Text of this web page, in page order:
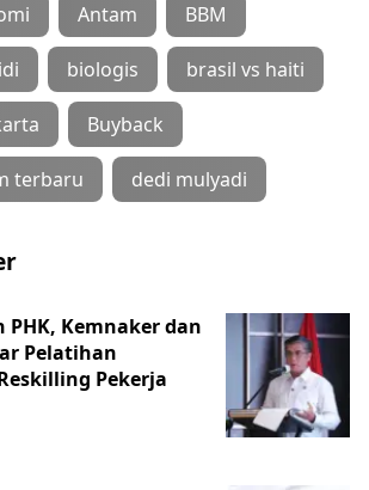
Antam BBM
biologis brasil vs haiti
Buyback
terbaru dedi mulyadi
Kemnaker dan
Pelatihan
Pekerja